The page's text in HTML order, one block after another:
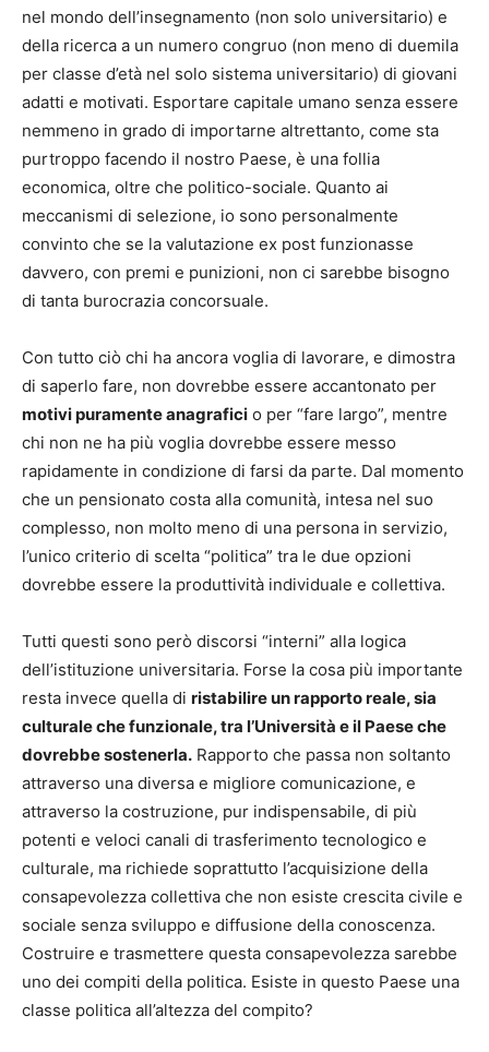
nel mondo dell’insegnamento (non solo universitario) e
della ricerca a un numero congruo (non meno di duemila
per classe d’età nel solo sistema universitario) di giovani
adatti e motivati. Esportare capitale umano senza essere
nemmeno in grado di importarne altrettanto, come sta
purtroppo facendo il nostro Paese, è una follia
economica, oltre che politico-sociale. Quanto ai
meccanismi di selezione, io sono personalmente
convinto che se la valutazione ex post funzionasse
davvero, con premi e punizioni, non ci sarebbe bisogno
di tanta burocrazia concorsuale.
Con tutto ciò chi ha ancora voglia di lavorare, e dimostra
di saperlo fare, non dovrebbe essere accantonato per
motivi puramente anagrafici o per “fare largo”, mentre
chi non ne ha più voglia dovrebbe essere messo
rapidamente in condizione di farsi da parte. Dal momento
che un pensionato costa alla comunità, intesa nel suo
complesso, non molto meno di una persona in servizio,
l’unico criterio di scelta “politica” tra le due opzioni
dovrebbe essere la produttività individuale e collettiva.
Tutti questi sono però discorsi “interni” alla logica
dell’istituzione universitaria. Forse la cosa più importante
resta invece quella di ristabilire un rapporto reale, sia
culturale che funzionale, tra l’Università e il Paese che
dovrebbe sostenerla. Rapporto che passa non soltanto
attraverso una diversa e migliore comunicazione, e
attraverso la costruzione, pur indispensabile, di più
potenti e veloci canali di trasferimento tecnologico e
culturale, ma richiede soprattutto l’acquisizione della
consapevolezza collettiva che non esiste crescita civile e
sociale senza sviluppo e diffusione della conoscenza.
Costruire e trasmettere questa consapevolezza sarebbe
uno dei compiti della politica. Esiste in questo Paese una
classe politica all’altezza del compito?